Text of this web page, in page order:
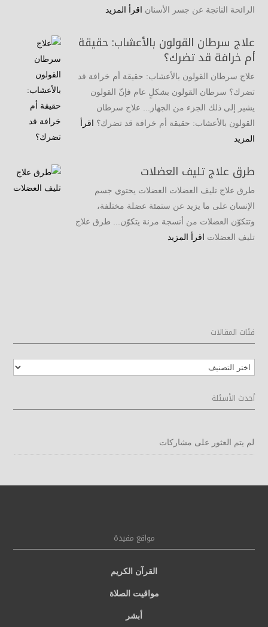
الرائحة الناتجة عن جسر الأسنان اقرأ المزيد
علاج سرطان القولون بالأعشاب: حقيقة
أم خرافة قد تضرك؟
علاج سرطان القولون بالأعشاب: حقيقة أم خرافة قد
تضرك؟ سرطان القولون بشكلٍ عام فإنّ القولون
يشير إلى ذلك الجزء من الجهاز... علاج سرطان
القولون بالأعشاب: حقيقة أم خرافة قد تضرك؟ اقرأ
المزيد
طرق علاج تليف العضلات
طرق علاج تليف العضلات العضلات يحتوي جسم
الإنسان على ما يزيد عن ستمئة عضلة مختلفة،
وتتكوّن العضلات من أنسجة مرنة يتكوّن... طرق علاج
تليف العضلات اقرأ المزيد
فئات المقالات
فئات
المقالات
أحدث الأسئلة
لم يتم العثور على مشاركات
مواقع مفيدة
القرآن الكريم
مواقيت الصلاة
أبشر